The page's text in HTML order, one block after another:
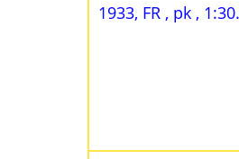
1933, FR , pk ,